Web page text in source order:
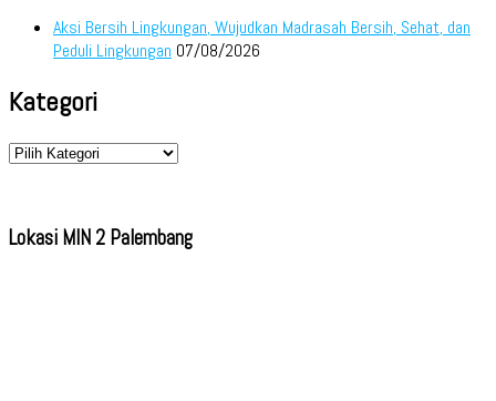
Aksi Bersih Lingkungan, Wujudkan Madrasah Bersih, Sehat, dan
Peduli Lingkungan 07/08/2026
Kategori
Kategori
Lokasi MIN 2 Palembang